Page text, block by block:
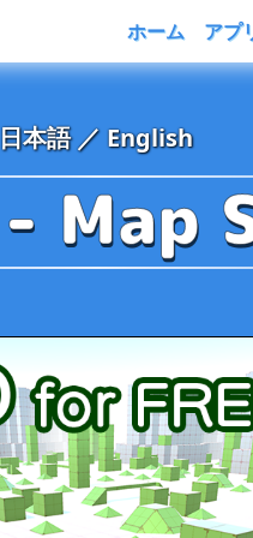
ホーム アプ
日本語／ English
- Map